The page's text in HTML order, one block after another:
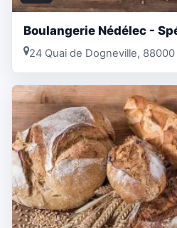
Boulangerie Nédélec -
24 Quai de Dogneville, 88000